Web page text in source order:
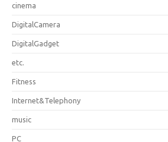
cinema
DigitalCamera
DigitalGadget
etc.
Fitness
Internet&Telephony
music
PC